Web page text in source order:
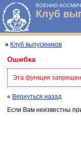
ВОЕННО-
Клуб
» Клуб выпускников
Ошибка
Эта функция
« Вернуться назад
Если Вам неизвестны